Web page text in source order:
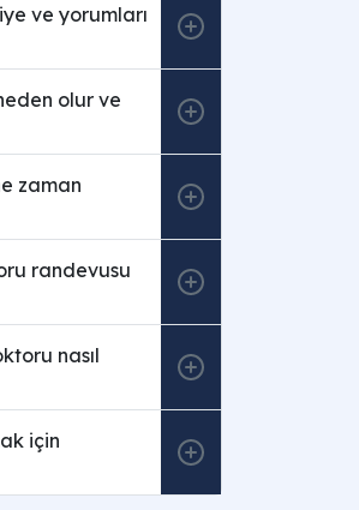
ve yorumları
olur ve
zaman
randevusu
nasıl
için